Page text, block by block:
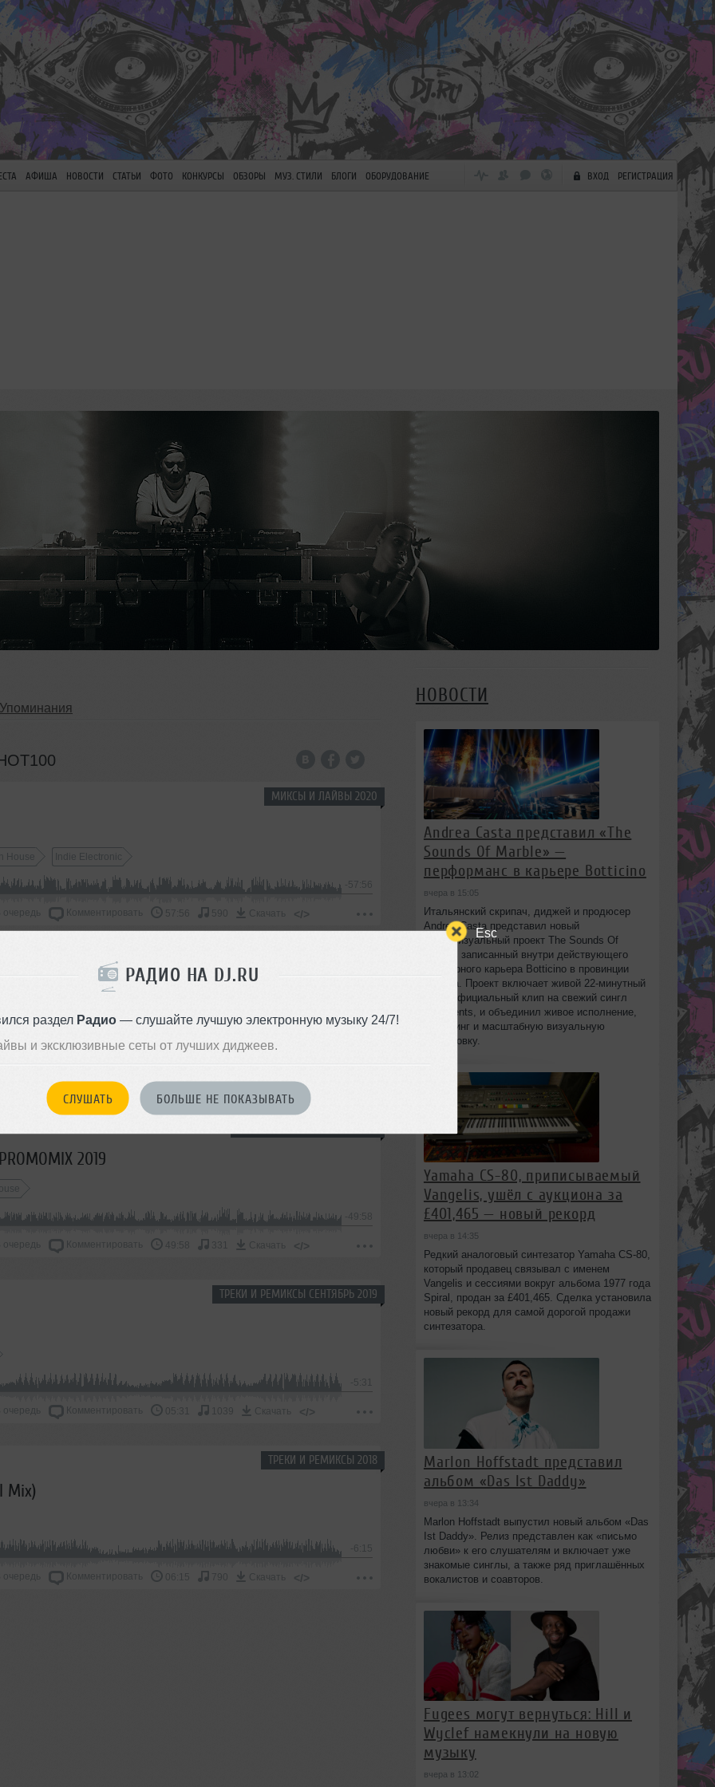
Esc
РАДИО НА DJ.RU
раздел Радио— слушайте лучшую электронную музыку 24/7!
и эксклюзивные сеты от лучших диджеев.
СЛУШАТЬ БОЛЬШЕ НЕ ПОКАЗЫВАТЬ
АФИША НОВОСТИ СТАТЬИ ФОТО КОНКУРСЫ ОБЗОРЫ МУЗ. СТИЛИ БЛОГИ ОБОРУДОВАНИЕ ВХОД РЕГИСТРАЦИЯ
Упоминания
МИКСЫ И ЛАЙВЫ 2020
House Indie Electronic
-57:56
В очередь Комментировать 57:56 590 Скачать </>
To Keep On (MISHQA bootleg rework)
Комментировать 05:11 1753 Скачать
2019
-49:58
В очередь Комментировать 49:58 331 Скачать </>
ТРЕКИ И РЕМИКСЫ СЕНТЯБРЬ 2019
-5:31
В очередь Комментировать 05:31 1039 Скачать </>
ТРЕКИ И РЕМИКСЫ 2018
Mix)
-6:15
В очередь Комментировать 06:15 790 Скачать </>
НОВОСТИ
Andrea Casta представил «The
Sounds Of Marble» —
перформанс в карьере Botticino
вчера в 15:05
Итальянский скрипач, диджей и продюсер
Andrea Casta представил новый
аудиовизуальный проект The Sounds Of
Marble, записанный внутри действующего
мраморного карьера Botticino в провинции
Brescia. Проект включает живой 22‑минутный
сет и официальный клип на свежий сингл
Fragments, и объединил живое исполнение,
диджеинг и масштабную визуальную
постановку.
Yamaha CS-80, приписываемый
Vangelis, ушёл с аукциона за
£401,465 — новый рекорд
вчера в 14:35
Редкий аналоговый синтезатор Yamaha CS-80,
который продавец связывал с именем
Vangelis и сессиями вокруг альбома 1977 года
Spiral, продан за £401,465. Сделка установила
новый рекорд для самой дорогой продажи
синтезатора.
Marlon Hoffstadt представил
альбом «Das Ist Daddy»
вчера в 13:34
Marlon Hoffstadt выпустил новый альбом «Das
Ist Daddy». Релиз представлен как «письмо
любви» к его слушателям и включает уже
знакомые синглы, а также ряд приглашённых
вокалистов и соавторов.
Fugees могут вернуться: Hill и
Wyclef намекнули на новую
музыку
вчера в 13:02